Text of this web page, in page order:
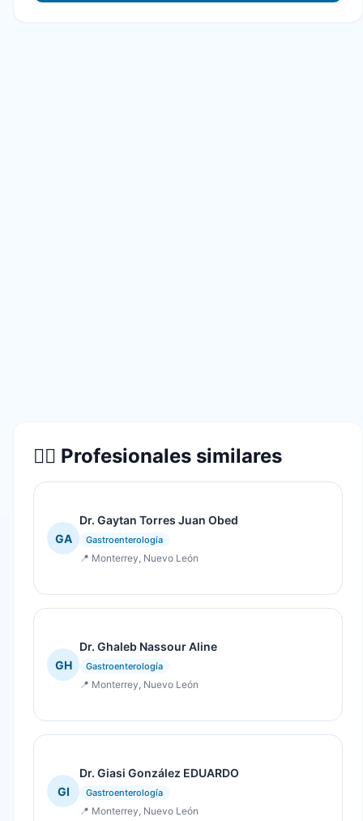
👨‍⚕️ Profesionales similares
GA
Dr. Gaytan Torres Juan Obed
Gastroenterología
📍 Monterrey, Nuevo León
GH
Dr. Ghaleb Nassour Aline
Gastroenterología
📍 Monterrey, Nuevo León
GI
Dr. Giasi González EDUARDO
Gastroenterología
📍 Monterrey, Nuevo León